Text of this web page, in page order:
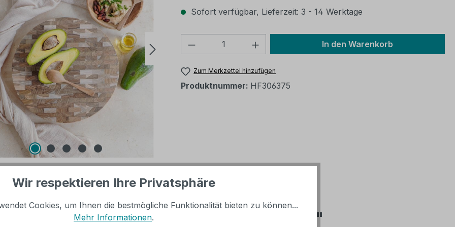
Sofort verfügbar, Lieferzeit: 3 - 14 Werktage
Produkt Anzahl: Gib den gewünschten Wert
In den Warenkorb
Zum Merkzettel hinzufügen
Produktnummer: HF306375
HACKBLOCK | Teakholz | rund 38 cm "
Wir respektieren Ihre Privatsphäre
Cookies, um Ihnen die bestmögliche Funktionalität bieten zu können...
Mehr Informationen.